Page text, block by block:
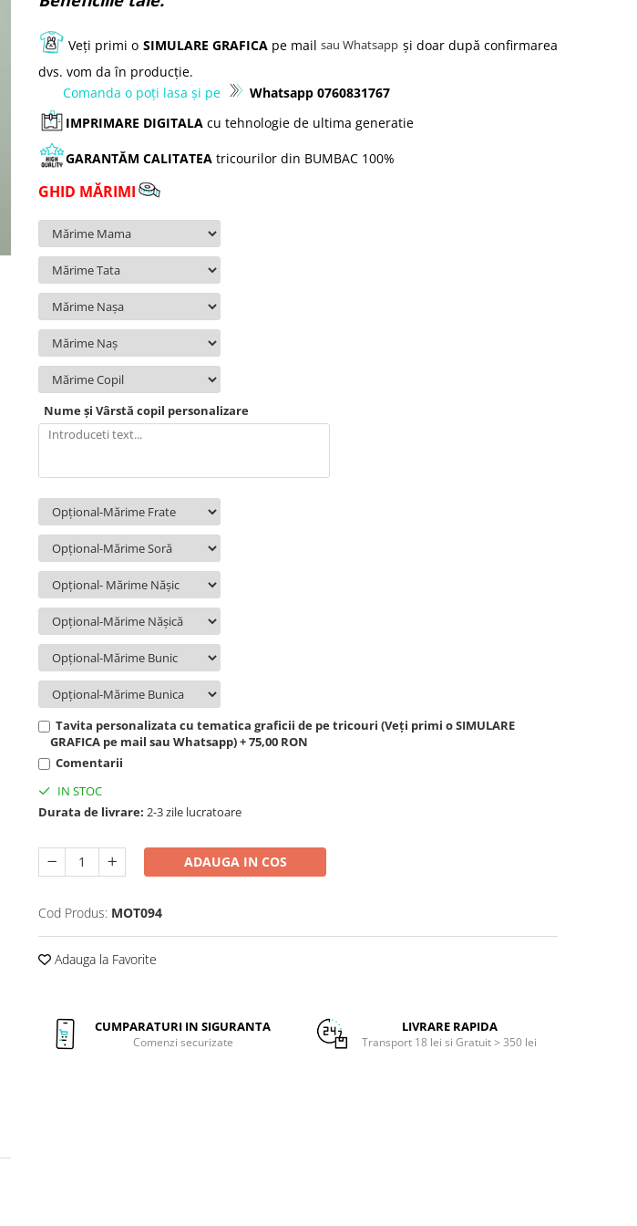
Veți primi o SIMULARE GRAFICApe mailsau Whatsapp și doar după confirmarea
dvs. vom da în producție.
Comanda o poți lasa și pe
Whatsapp 0760831767
IMPRIMARE DIGITALA cu tehnologie de ultima generatie
GARANTĂM CALITATEA tricourilor din BUMBAC 100%
GHID MĂRIMI
Nume și Vârstă copil personalizare
Tavita personalizata cu tematica graficii de pe tricouri (Veți primi o SIMULARE
GRAFICA pe mail sau Whatsapp) + 75,00 RON
Comentarii
IN STOC
Durata de livrare: 2-3 zile lucratoare
ADAUGA IN COS
Cod Produs: MOT094
Adauga la Favorite
CUMPARATURI IN SIGURANTA
Comenzi securizate
LIVRARE RAPIDA
Transport 18 lei si Gratuit > 350 lei